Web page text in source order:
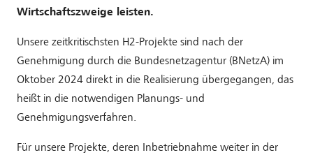
Wirtschaftszweige leisten.
Unsere zeitkritischsten H2-Projekte sind nach der
Genehmigung durch die Bundesnetzagentur (BNetzA) im
Oktober 2024 direkt in die Realisierung übergegangen, das
heißt in die notwendigen Planungs- und
Genehmigungsverfahren.
Für unsere Projekte, deren Inbetriebnahme weiter in der